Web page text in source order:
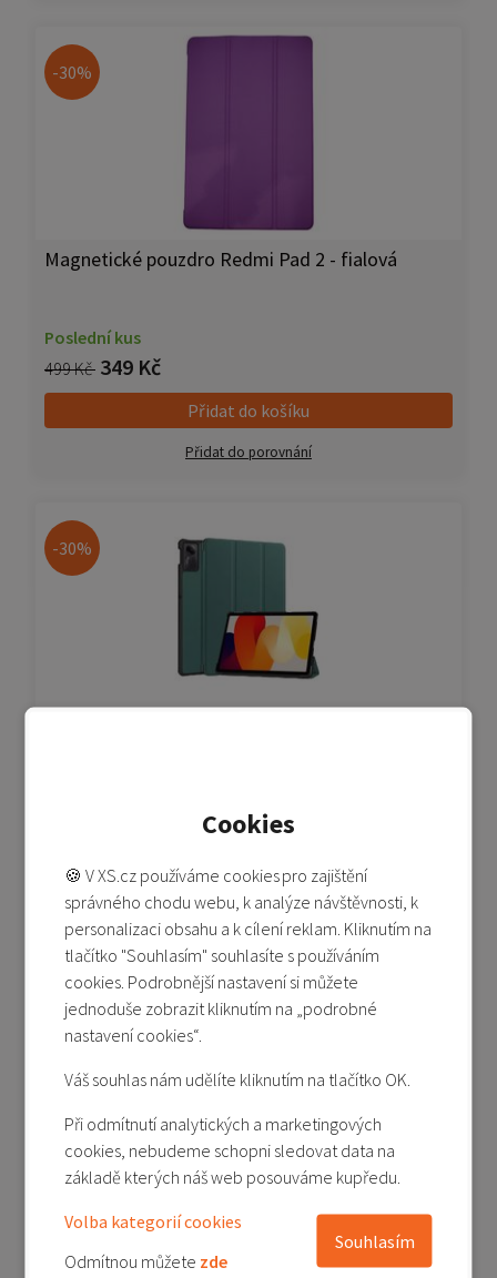
Cookies
🍪 V XS.cz používáme cookies pro zajištění
správného chodu webu, k analýze návštěvnosti, k
personalizaci obsahu a k cílení reklam. Kliknutím na
tlačítko "Souhlasím" souhlasíte s používáním
cookies. Podrobnější nastavení si můžete
jednoduše zobrazit kliknutím na „podrobné
nastavení cookies“.
Váš souhlas nám udělíte kliknutím na tlačítko OK.
Při odmítnutí analytických a marketingových
cookies, nebudeme schopni sledovat data na
základě kterých náš web posouváme kupředu.
Volba kategorií cookies
Odmítnou můžete zde
Souhlasím
-30%
Magnetické pouzdro Redmi Pad 2 - fialová
Poslední kus
499 Kč 349 Kč
Přidat do košíku
Přidat do porovnání
-30%
Skladem 5 a více kusů
Přidat do košíku
Přidat do porovnání
-30%
Magnetické pouzdro Redmi Pad 2 - červená